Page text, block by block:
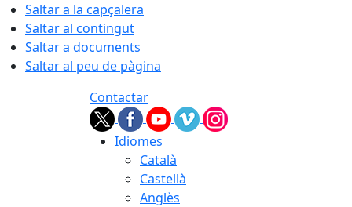
Saltar a la capçalera
Saltar al contingut
Saltar a documents
Saltar al peu de pàgina
Contactar
Idiomes
Català
Castellà
Anglès